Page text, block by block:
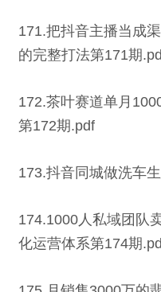
171.把抖音主播当成
的完整打法第171期
172.茶叶赛道单月
第172期.pdf
173.抖音同城做洗车
174.1000人私域团队
化运营体系第174期